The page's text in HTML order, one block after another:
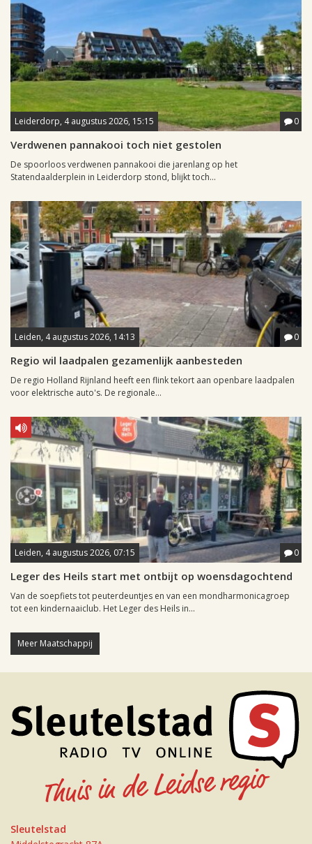
Leiderdorp, 4 augustus 2026, 15:15 0
Verdwenen pannakooi toch niet gestolen
De spoorloos verdwenen pannakooi die jarenlang op het
Statendaalderplein in Leiderdorp stond, blijkt toch...
Leiden, 4 augustus 2026, 14:13 0
Regio wil laadpalen gezamenlijk aanbesteden
De regio Holland Rijnland heeft een flink tekort aan openbare laadpalen
voor elektrische auto's. De regionale...
Leiden, 4 augustus 2026, 07:15 0
Leger des Heils start met ontbijt op woensdagochtend
Van de soepfiets tot peuterdeuntjes en van een mondharmonicagroep
tot een kindernaaiclub. Het Leger des Heils in...
Meer Maatschappij
Sleutelstad